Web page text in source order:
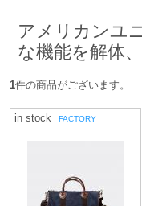
アメリカンユ
な機能を解体
1件の商品がございます。
in stock FACTORY